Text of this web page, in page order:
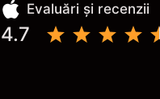
Evaluări și recenzii
4.7